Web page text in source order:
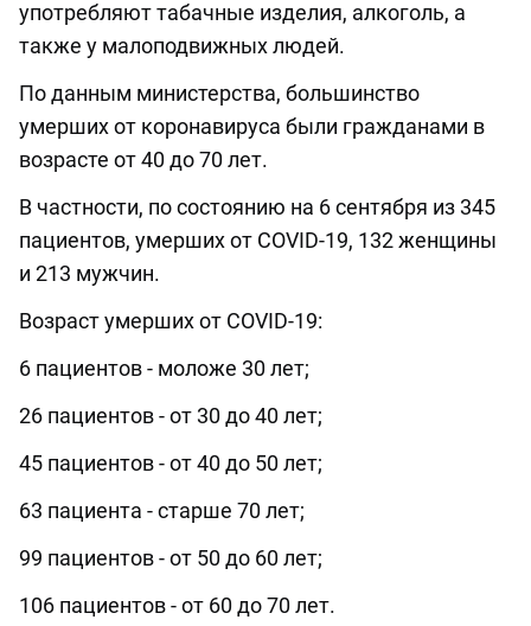
употребляют табачные изделия, алкоголь, а
также у малоподвижных людей.
По данным министерства, большинство
умерших от коронавируса были гражданами в
возрасте от 40 до 70 лет.
В частности, по состоянию на 6 сентября из 345
пациентов, умерших от COVID-19, 132 женщины
и 213 мужчин.
Возраст умерших от COVID-19:
6 пациентов - моложе 30 лет;
26 пациентов - от 30 до 40 лет;
45 пациентов - от 40 до 50 лет;
63 пациента - старше 70 лет;
99 пациентов - от 50 до 60 лет;
106 пациентов - от 60 до 70 лет.